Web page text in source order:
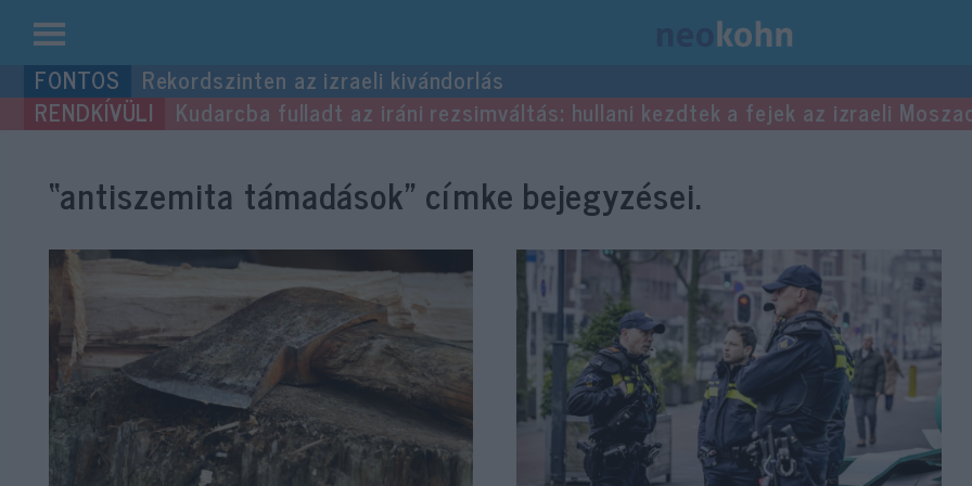
Kilépés
a
tartalomba
Rekordszinten az izraeli kivándorlás
Kudarcba fulladt az iráni rezsimváltás: hullani kezdtek a fejek az izraeli
“antiszemita támadások” címke bejegyzései.